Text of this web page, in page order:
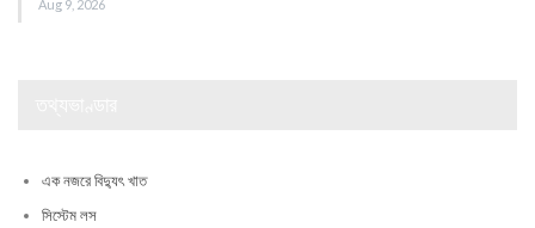
Aug 9, 2026
এক নজরে বিদ্যুৎ খাত
সিস্টেম লস